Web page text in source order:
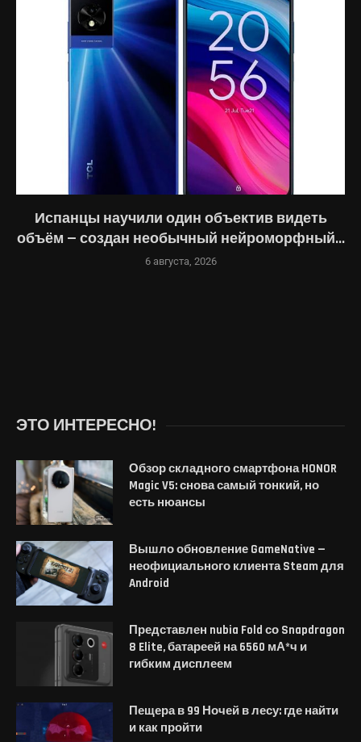
Испанцы научили один объектив видеть
объём — создан необычный нейроморфный...
6 августа, 2026
ЭТО ИНТЕРЕСНО!
Обзор складного смартфона HONOR
Magic V5: снова самый тонкий, но
есть нюансы
Вышло обновление GameNative —
неофициального клиента Steam для
Android
Представлен nubia Fold со Snapdragon
8 Elite, батареей на 6560 мА*ч и
гибким дисплеем
Пещера в 99 Ночей в лесу: где найти
и как пройти